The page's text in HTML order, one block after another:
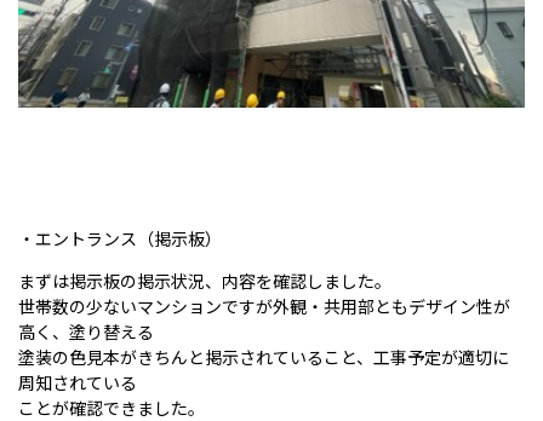
・エントランス（掲示板）
まずは掲示板の掲示状況、内容を確認しました。
世帯数の少ないマンションですが外観・共用部ともデザイン性が
高く、塗り替える
塗装の色見本がきちんと掲示されていること、工事予定が適切に
周知されている
ことが確認できました。